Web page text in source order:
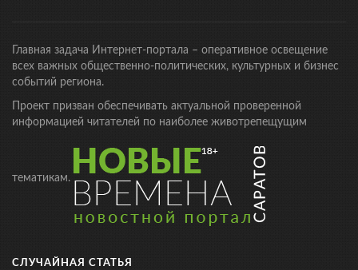
Главная задача Интернет-портала – оперативное освещение
всех важных общественно-политических, культурных и бизнес
событий региона.
Проект призван обеспечивать актуальной проверенной
информацией читателей по наиболее животрепещущим
тематикам.
СЛУЧАЙНАЯ СТАТЬЯ